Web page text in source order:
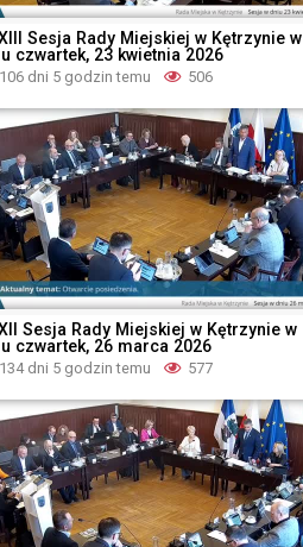
Sesja Rady Miejskiej w Kętrzynie w
czwartek, 23 kwietnia 2026
106 dni 5 godzin temu 506
Sesja Rady Miejskiej w Kętrzynie w
czwartek, 26 marca 2026
134 dni 5 godzin temu 577